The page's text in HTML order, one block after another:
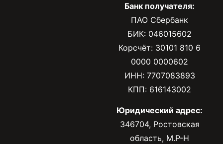
Банк получателя:
ПАО Сбербанк
БИК: 046015602
Корсчёт: 30101 810 6
0000 0000602
ИНН: 7707083893
КПП: 616143002
Юридический адрес:
346704, Ростовская
область, М.Р-Н